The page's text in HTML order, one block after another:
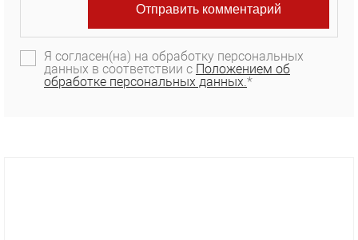
Я согласен(на) на обработку персональных
данных в соответствии с Положением об
обработке персональных данных.*